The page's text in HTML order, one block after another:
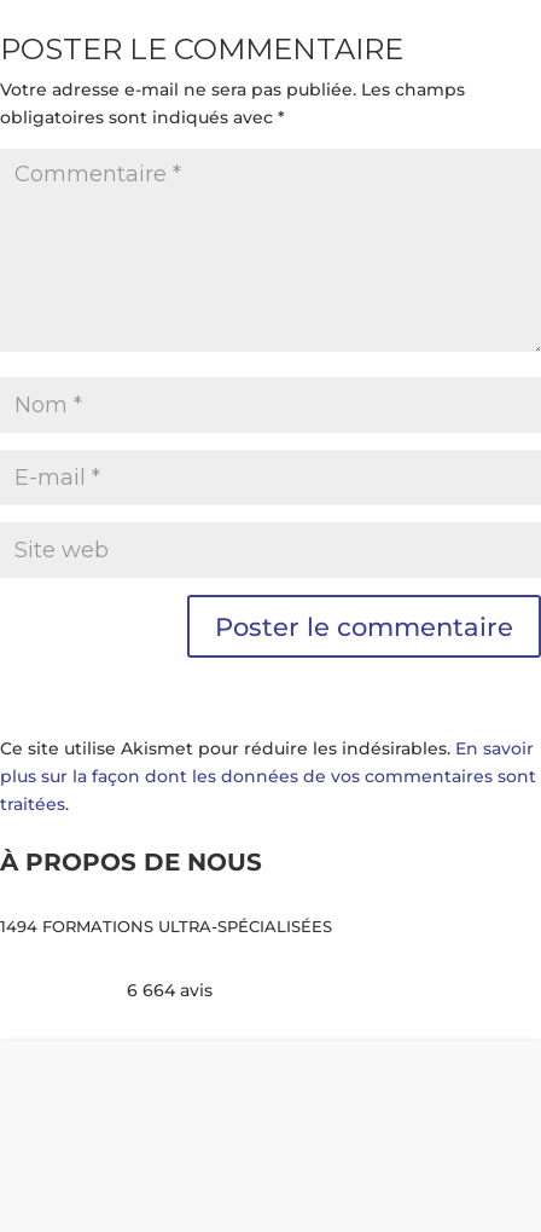
POSTER LE COMMENTAIRE
Votre adresse e-mail ne sera pas publiée. Les champs
obligatoires sont indiqués avec *
Ce site utilise Akismet pour réduire les indésirables. En savoir
plus sur la façon dont les données de vos commentaires sont
traitées.
À PROPOS DE NOUS
1494 FORMATIONS ULTRA-SPÉCIALISÉES
6 664 avis